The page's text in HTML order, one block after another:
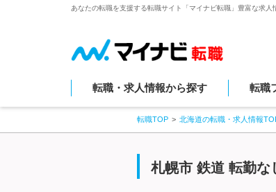
あなたの転職を支援する転職サイト「マイナビ転職」豊富な求
転職・求人情報から探す 転職
転職TOP 北海道の転職・求人情報
札幌市 鉄道 転勤な